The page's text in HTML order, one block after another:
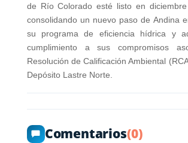
de Río Colorado esté listo en
consolidando un nuevo paso de Andina
su programa de eficiencia hídrica y
cumplimiento a sus compromisos
Resolución de Calificación Ambiental
Depósito Lastre Norte.
Comentarios(0)